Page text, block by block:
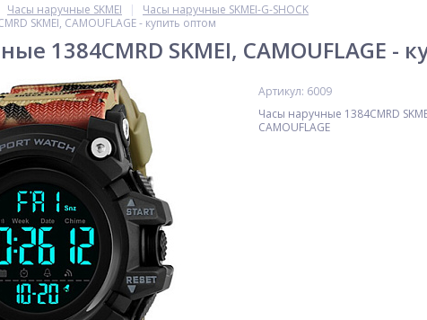
Часы наручные SKMEI
Часы наручные SKMEI-G-SHOCK
SKMEI, CAMOUFLAGE - купить оптом
1384CMRD SKMEI, CAMOUFLAGE -
Артикул: 6009
Часы наручные 1384CMRD
CAMOUFLAGE